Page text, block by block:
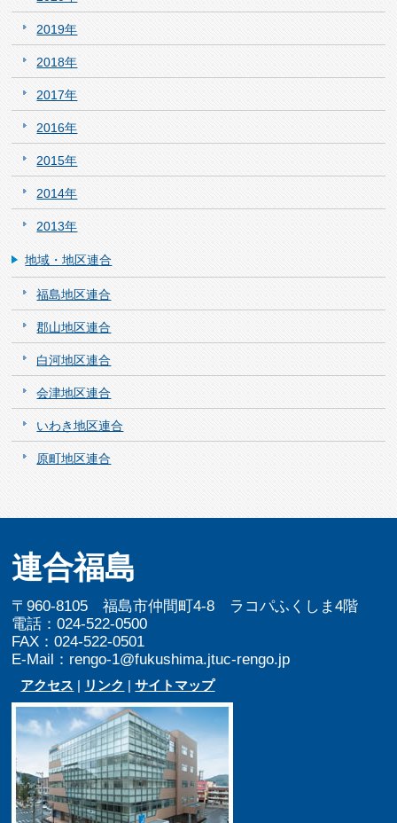
2019年
2018年
2017年
2016年
2015年
2014年
2013年
地域・地区連合
福島地区連合
郡山地区連合
白河地区連合
会津地区連合
いわき地区連合
原町地区連合
連合福島
〒960-8105 福島市仲間町4-8 ラコパふくしま4階
電話：024-522-0500
FAX：024-522-0501
E-Mail：rengo-1@fukushima.jtuc-rengo.jp
アクセス | リンク |サイトマップ